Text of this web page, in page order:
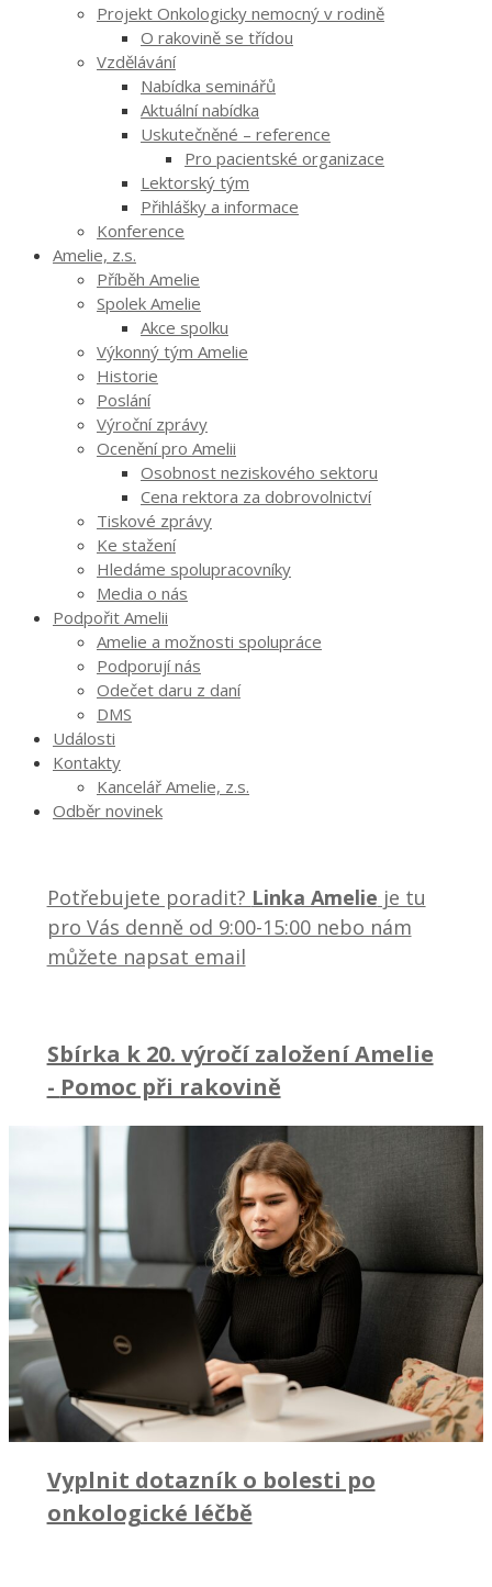
Projekt Onkologicky nemocný v rodině
O rakovině se třídou
Vzdělávání
Nabídka seminářů
Aktuální nabídka
Uskutečněné – reference
Pro pacientské organizace
Lektorský tým
Přihlášky a informace
Konference
Amelie, z.s.
Příběh Amelie
Spolek Amelie
Akce spolku
Výkonný tým Amelie
Historie
Poslání
Výroční zprávy
Ocenění pro Amelii
Osobnost neziskového sektoru
Cena rektora za dobrovolnictví
Tiskové zprávy
Ke stažení
Hledáme spolupracovníky
Media o nás
Podpořit Amelii
Amelie a možnosti spolupráce
Podporují nás
Odečet daru z daní
DMS
Události
Kontakty
Kancelář Amelie, z.s.
Odběr novinek
Potřebujete poradit? Linka Amelie je tu
pro Vás denně od 9:00-15:00 nebo nám
můžete napsat email
Sbírka k 20. výročí založení Amelie
- Pomoc při rakovině
Vyplnit dotazník o bolesti po
onkologické léčbě